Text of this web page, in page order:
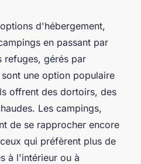
d'hébergement,
en passant par
refuges, gérés par
une option populaire
offrent des dortoirs, des
Les campings,
de se rapprocher encore
qui préfèrent plus de
à l'intérieur ou à